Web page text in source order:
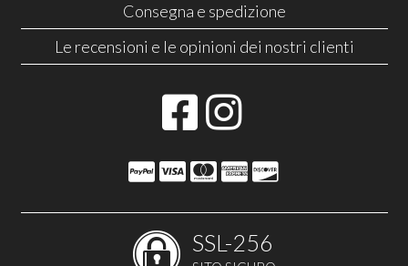
Consegna e spedizione
Le recensioni e le opinioni dei nostri clienti
SSL-256